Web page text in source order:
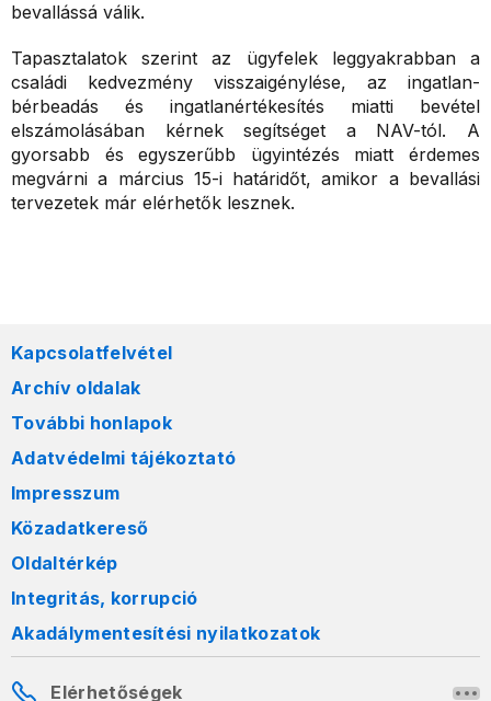
bevallássá válik.
Tapasztalatok szerint az ügyfelek leggyakrabban a
családi kedvezmény visszaigénylése, az ingatlan-
bérbeadás és ingatlanértékesítés miatti bevétel
elszámolásában kérnek segítséget a NAV-tól. A
gyorsabb és egyszerűbb ügyintézés miatt érdemes
megvárni a március 15-i határidőt, amikor a bevallási
tervezetek már elérhetők lesznek.
Kapcsolatfelvétel
Archív oldalak
További honlapok
Adatvédelmi tájékoztató
Impresszum
Közadatkereső
Oldaltérkép
Integritás, korrupció
Akadálymentesítési nyilatkozatok
Elérhetőségek